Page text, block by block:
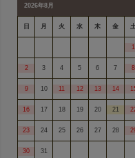
2026年8月
日 月 火 水 木 金 土
1
2 3 4 5 6 7 8
9 10 11 12 13 14
16 17 18 19 20 21
23 24 25 26 27 28
30 31